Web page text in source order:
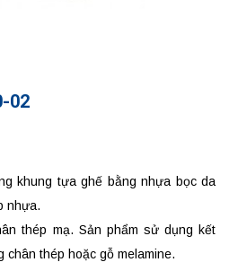
02
khung tựa ghế bằng nhựa bọc da
nhựa.
thép mạ. Sản phẩm sử dụng kết
chân thép hoặc gỗ melamine.